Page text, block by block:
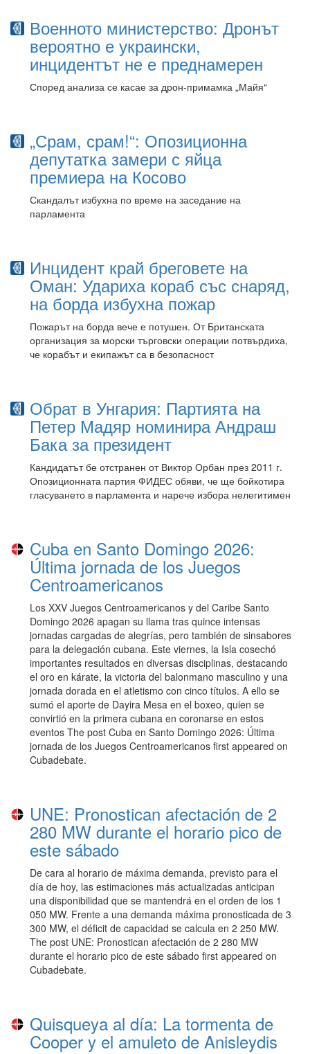
Военното министерство: Дронът
вероятно е украински,
инцидентът не е преднамерен
Според анализа се касае за дрон-примамка „Майя“
„Срам, срам!“: Опозиционна
депутатка замери с яйца
премиера на Косово
Скандалът избухна по време на заседание на
парламента
Инцидент край бреговете на
Оман: Удариха кораб със снаряд,
на борда избухна пожар
Пожарът на борда вече е потушен. От Британската
организация за морски търговски операции потвърдиха,
че корабът и екипажът са в безопасност
Обрат в Унгария: Партията на
Петер Мадяр номинира Андраш
Бака за президент
Кандидатът бе отстранен от Виктор Орбан през 2011 г.
Опозиционната партия ФИДЕС обяви, че ще бойкотира
гласуването в парламента и нарече избора нелегитимен
Cuba en Santo Domingo 2026:
Última jornada de los Juegos
Centroamericanos
Los XXV Juegos Centroamericanos y del Caribe Santo
Domingo 2026 apagan su llama tras quince intensas
jornadas cargadas de alegrías, pero también de sinsabores
para la delegación cubana. Este viernes, la Isla cosechó
importantes resultados en diversas disciplinas, destacando
el oro en kárate, la victoria del balonmano masculino y una
jornada dorada en el atletismo con cinco títulos. A ello se
sumó el aporte de Dayira Mesa en el boxeo, quien se
convirtió en la primera cubana en coronarse en estos
eventos The post Cuba en Santo Domingo 2026: Última
jornada de los Juegos Centroamericanos first appeared on
Cubadebate.
UNE: Pronostican afectación de 2
280 MW durante el horario pico de
este sábado
De cara al horario de máxima demanda, previsto para el
día de hoy, las estimaciones más actualizadas anticipan
una disponibilidad que se mantendrá en el orden de los 1
050 MW. Frente a una demanda máxima pronosticada de 3
300 MW, el déficit de capacidad se calcula en 2 250 MW.
The post UNE: Pronostican afectación de 2 280 MW
durante el horario pico de este sábado first appeared on
Cubadebate.
Quisqueya al día: La tormenta de
Cooper y el amuleto de Anisleydis